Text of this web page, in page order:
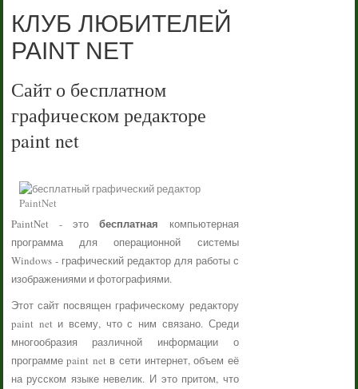
КЛУБ ЛЮБИТЕЛЕЙ
PAINT NET
Сайт о бесплатном
графическом редакторе
paint net
PaintNet - этобесплатная компьютерная
программа для операционной системы
Windows - графический редактор для работы с
изображениями и фотографиями.
Этот сайт посвящен графическому редактору
paint net и всему, что с ним связано. Среди
многообразия различной информации о
программе paint net в сети интернет, объем её
на русском языке невелик. И это притом, что